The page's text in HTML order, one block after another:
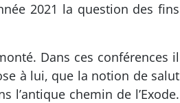
2021 la question des fins
Dans ces conférences il
à lui, que la notion de salut
l’antique chemin de l’Exode.